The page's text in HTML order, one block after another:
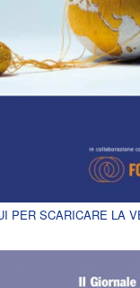
PER SCARICARE LA